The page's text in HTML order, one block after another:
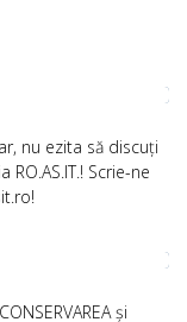
nu ezita să discuți
Scrie-ne
și